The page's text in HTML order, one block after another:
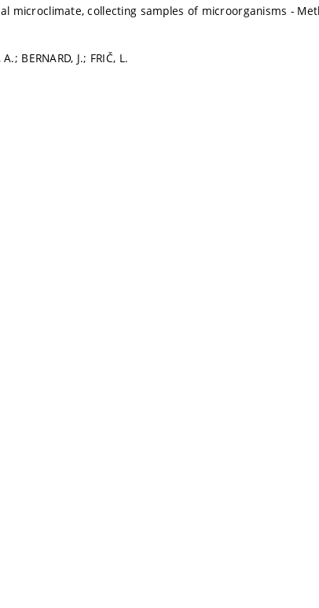
microclimate, collecting samples of microorganisms -
BERNARD, J.; FRIČ, L.